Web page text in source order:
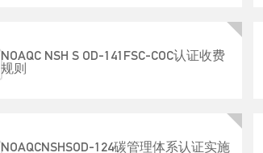
NOAQC NSH S OD-141FSC-COC认证收费
规则
NOAQCNSHSOD-124碳管理体系认证实施